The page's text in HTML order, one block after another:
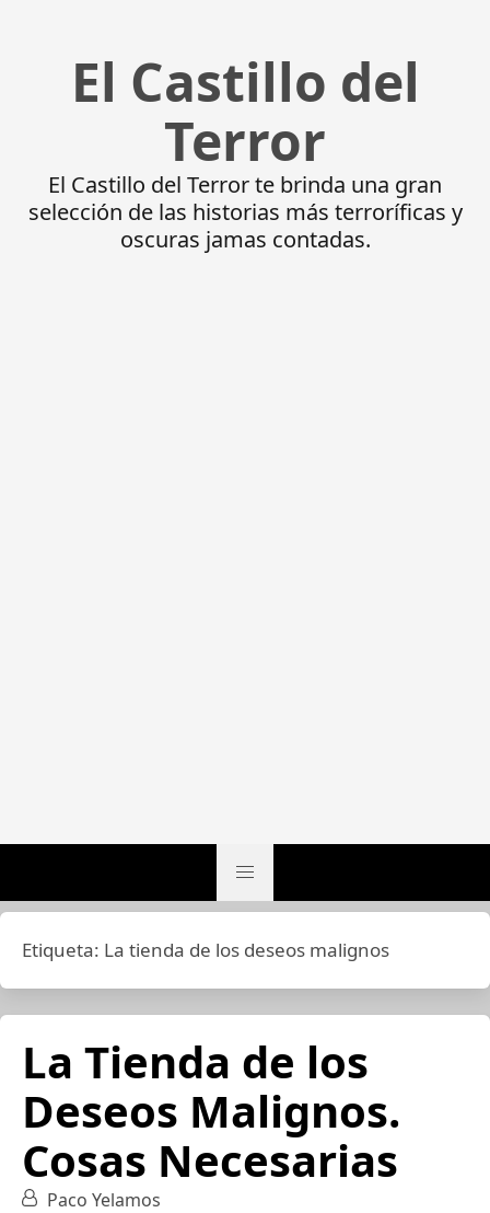
El Castillo del
Terror
El Castillo del Terror te brinda una gran
selección de las historias más terroríficas y
oscuras jamas contadas.
Etiqueta: La tienda de los deseos malignos
La Tienda de los
Deseos Malignos.
Cosas Necesarias
Paco Yelamos